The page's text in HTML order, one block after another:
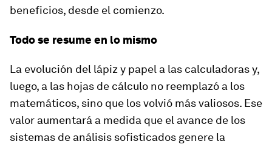
beneficios, desde el comienzo.
Todo se resume en lo mismo
La evolución del lápiz y papel a las calculadoras y,
luego, a las hojas de cálculo no reemplazó a los
matemáticos, sino que los volvió más valiosos. Ese
valor aumentará a medida que el avance de los
sistemas de análisis sofisticados genere la